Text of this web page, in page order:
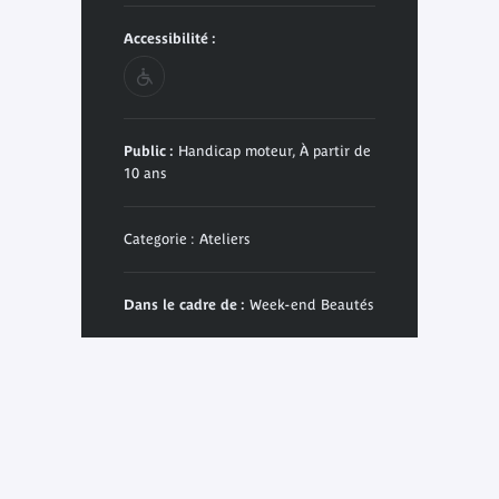
Accessibilité :
Public : Handicap moteur, À partir de
10 ans
Categorie : Ateliers
Dans le cadre de : Week-end Beautés